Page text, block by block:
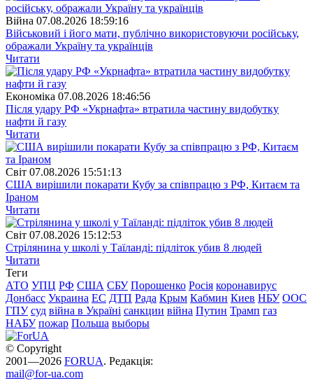
Війна 07.08.2026 18:59:16
Військовий і його мати, публічно використовуючи російську,
ображали Україну та українців
Читати
Економіка 07.08.2026 18:46:56
Після удару РФ «Укрнафта» втратила частину видобутку
нафти й газу
Читати
Свiт 07.08.2026 15:51:13
США вирішили покарати Кубу за співпрацю з РФ, Китаєм та
Іраном
Читати
Свiт 07.08.2026 15:12:53
Стрілянина у школі у Таїланді: підліток убив 8 людей
Читати
Теги
АТО УПЦ РФ США СБУ Порошенко Росія коронавирус
Донбасс Украина ЕС ДТП Рада Крым Кабмин Киев НБУ ООС
ГПУ суд війна в Україні санкции війна Путин Трамп газ
НАБУ пожар Польша выборы
© Copyright
2001—2026 FORUA. Редакція:
mail@for-ua.com